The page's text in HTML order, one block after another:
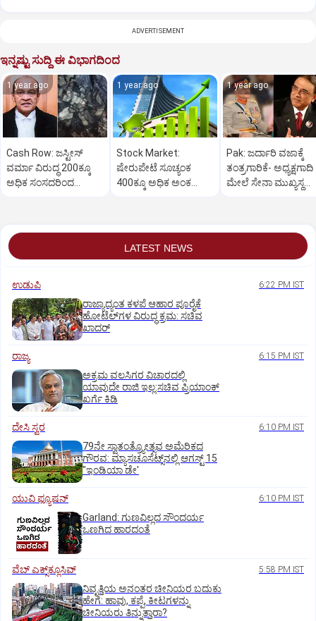
ADVERTISEMENT
ಇನ್ನಷ್ಟು ಸುದ್ದಿ ಈ ವಿಭಾಗದಿಂದ
1 year ago
Cash Row: ಜಸ್ಟೀಸ್‌
ವರ್ಮಾ ವಿರುದ್ಧ 200ಕ್ಕೂ
ಅಧಿಕ ಸಂಸದರಿಂದ
1 year ago
Stock Market:
ಷೇರುಪೇಟೆ ಸೂಚ್ಯಂಕ
400ಕ್ಕೂ ಅಧಿಕ ಅಂಕ
1 year ago
Pak: ಜರ್ದಾರಿ ವಜಾಕ್ಕೆ
ತಂತ್ರಗಾರಿಕೆ- ಅಧ್ಯಕ್ಷಗಾದಿ
ಮೇಲೆ ಸೇನಾ ಮುಖ್ಯಸ್ಥ
LATEST NEWS
ಉಡುಪಿ 6:22 PM IST
ರಾಜ್ಯಾದ್ಯಂತ ಕಳಪೆ ಆಹಾರ ಪೂರೈಕೆ
ಹೋಟೆಲ್‌ಗಳ ವಿರುದ್ಧ ಕ್ರಮ: ಸಚಿವ
ಖಾದರ್
ರಾಜ್ಯ 6:15 PM IST
ಅಕ್ರಮ ವಲಸಿಗರ ವಿಚಾರದಲ್ಲಿ
ಯಾವುದೇ ರಾಜಿ ಇಲ್ಲ:ಸಚಿವ ಪ್ರಿಯಾಂಕ್
ಖರ್ಗೆ ಕಿಡಿ
ದೇಸಿ ಸ್ವರ 6:10 PM IST
79ನೇ ಸ್ವಾತಂತ್ರ್ಯೋತ್ಸವ ಅಮೆರಿಕದ
ಗೌರವ: ಮ್ಯಾಸಚೂಸೆಟ್ಸ್‌ನಲ್ಲಿ ಆಗಸ್ಟ್‌ 15
"ಇಂಡಿಯಾ ಡೇ'
ಯುವಿ ಫ್ಯೂಷನ್ 6:10 PM IST
Garland: ಗುಣವಿಲ್ಲದ ಸೌಂದರ್ಯ
ಒಣಗಿದ ಹಾರದಂತೆ
ವೆಬ್ ಎಕ್ಸ್‌ಕ್ಲೂಸಿವ್ 5:58 PM IST
ನಿವೃತ್ತಿಯ ಅನಂತರ ಚೀನಿಯರ ಬದುಕು
ಹೇಗೆ: ಹಾವು, ಕಪ್ಪೆ, ಕೀಟಗಳನ್ನು
ಚೀನಿಯರು ತಿನ್ನುತ್ತಾರಾ?